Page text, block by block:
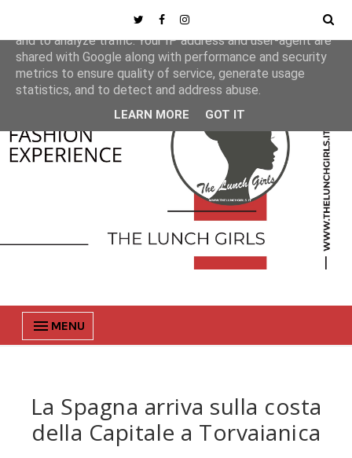
MENU
La Spagna arriva sulla costa
della Capitale a Torvaianica
This site uses cookies from Google to deliver its services
and to analyze traffic. Your IP address and user-agent are
shared with Google along with performance and security
metrics to ensure quality of service, generate usage
statistics, and to detect and address abuse.
LEARN MORE GOT IT